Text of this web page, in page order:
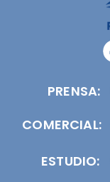
PRENSA:
COMERCIAL:
ESTUDIO: